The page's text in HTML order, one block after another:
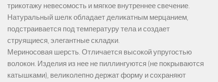
трикотажу невесомость и мягкое внутреннее свечение.
Натуральный шелк обладает деликатным мерцанием,
подстраивается под температуру тела и создает
струящиеся, элегантные складки.
Мериносовая шерсть. Отличается высокой упругостью
волокон. Изделия из нее не пиллингуются (не покрываются
катышками), великолепно держат форму и сохраняют